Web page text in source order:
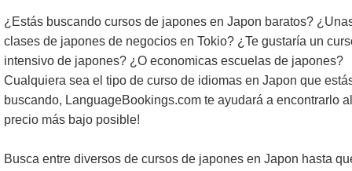
¿Estás buscando cursos de japones en Japon baratos?
clases de japones de negocios en Tokio? ¿Te gustaría un
intensivo de japones? ¿O economicas escuelas de japones?
Cualquiera sea el tipo de curso de idiomas en Japon que
buscando, LanguageBookings.com te ayudará a encontrarlo al
precio más bajo posible!
Busca entre diversos de cursos de japones en Japon hasta